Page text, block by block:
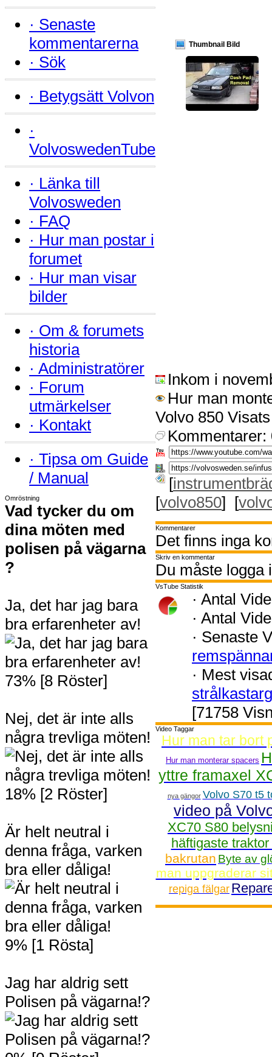
· Senaste
kommentarerna
· Sök
· Betygsätt Volvon
·
VolvoswedenTube
· Länka till
Volvosweden
· FAQ
· Hur man postar i
forumet
· Hur man visar
bilder
· Om & forumets
historia
· Administratörer
· Forum
utmärkelser
· Kontakt
· Tipsa om Guide
/ Manual
Omröstning
Vad tycker du om
dina möten med
polisen på vägarna
?
Ja, det har jag bara
bra erfarenheter av!
73% [8 Röster]
Nej, det är inte alls
några trevliga möten!
18% [2 Röster]
Är helt neutral i
denna fråga, varken
bra eller dåliga!
9% [1 Rösta]
Jag har aldrig sett
Polisen på vägarna!?
Thumbnail Bild
Inkom i
Hur man
Volvo 850
Kommentarer:
[
[volvo850] [
Kommentarer
Det finns inga
Skriv en kommentar
Du måste logga
VsTube Statistik
· Antal
· Antal
· Senaste
· Mest
[71758
Video Taggar
Hur man tar bort
Hur man monterar spacers
yttre framaxel
nya gängor Volvo S70 t5
video på
XC70 S80
häftigaste
bakrutan Byte av
man uppgraderar
repiga fälgar